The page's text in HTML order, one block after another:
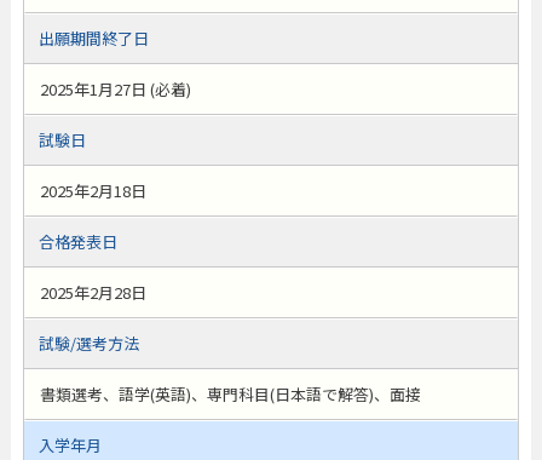
出願期間終了日
2025年1月27日 (必着)
試験日
2025年2月18日
合格発表日
2025年2月28日
試験/選考方法
書類選考、語学(英語)、専門科目(日本語で解答)、面接
入学年月